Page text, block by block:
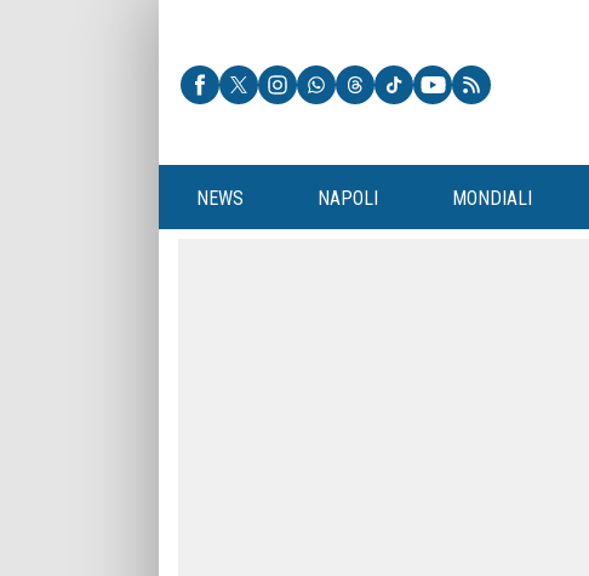
NEWS NAPOLI MONDIALI